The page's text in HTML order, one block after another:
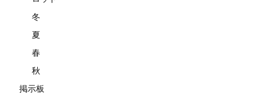
冬
夏
春
秋
掲示板